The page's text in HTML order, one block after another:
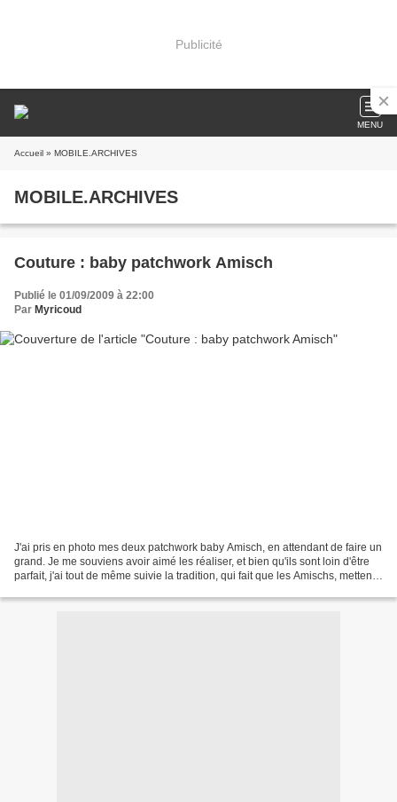
Publicité
MENU
Accueil » MOBILE.ARCHIVES
MOBILE.ARCHIVES
Couture : baby patchwork Amisch
Publié le 01/09/2009 à 22:00
Par Myricoud
J'ai pris en photo mes deux patchwork baby Amisch, en attendant de faire un
grand. Je me souviens avoir aimé les réaliser, et bien qu'ils sont loin d'être
parfait, j'ai tout de même suivie la tradition, qui fait que les Amischs, mettent